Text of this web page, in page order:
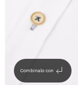
Combinalo con subdirectory_arrow_left
Sacos
T-shirts y Tops